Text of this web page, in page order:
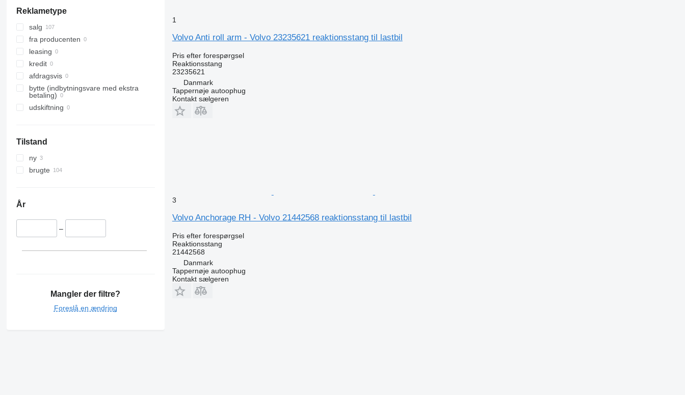
Reklametype
salg
fra producenten
leasing
kredit
afdragsvis
bytte (indbytningsvare med ekstra
betaling)
udskiftning
Tilstand
ny
brugte
År
–
Mangler der filtre?
Foreslå en ændring
1
Volvo Anti roll arm - Volvo 23235621 reaktionsstang til lastbil
Pris efter forespørgsel
Reaktionsstang
23235621
Danmark
Tappernøje autoophug
Kontakt sælgeren
3
Volvo Anchorage RH - Volvo 21442568 reaktionsstang til lastbil
Pris efter forespørgsel
Reaktionsstang
21442568
Danmark
Tappernøje autoophug
Kontakt sælgeren